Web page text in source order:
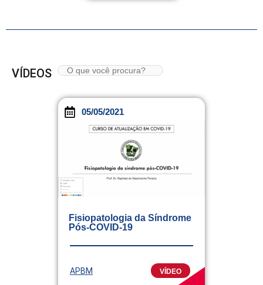
VÍDEOS
05/05/2021
Fisiopatologia da Síndrome
Pós-COVID-19
APBM VÍDEO